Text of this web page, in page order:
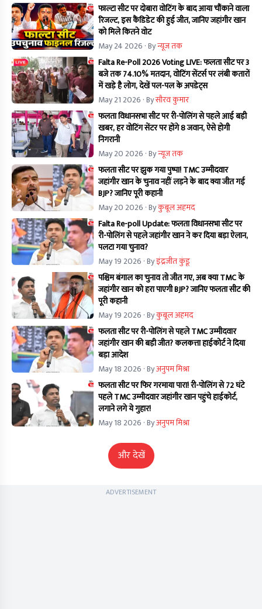
फाल्टा सीट पर दोबारा वोटिंग के बाद आया चौंकाने वाला
रिजल्ट, इस कैंडिडेट की हुई जीत, जानिए जहांगीर खान
को मिले कितने वोट
May 24 2026 · Byन्यूज तक
Falta Re-Poll 2026 Voting LIVE: फलता सीट पर 3
बजे तक 74.10% मतदान, वोटिंग सेंटर्स पर लंबी कतारों
में खड़े है लोग, देखें पल-पल के अपडेट्स
May 21 2026 · Byसौरव कुमार
फलता विधानसभा सीट पर री-पोलिंग से पहले आई बड़ी
खबर, हर वोटिंग सेंटर पर होंगे 8 जवान, ऐसे होगी
निगरानी
May 20 2026 · Byन्यूज तक
फलता सीट पर झुक गया पुष्पा! TMC उम्मीदवार
जहांगीर खान के चुनाव नहीं लड़ने के बाद क्या जीत गई
BJP? जानिए पूरी कहानी
May 20 2026 · Byकुबूल अहमद
Falta Re-poll Update: फलता विधानसभा सीट पर
री-पोलिंग से पहले जहांगीर खान ने कर दिया बड़ा ऐलान,
पलटा गया चुनाव?
May 19 2026 · Byइंद्रजीत कुंडू
पश्चिम बंगाल का चुनाव तो जीत गए, अब क्या TMC के
जहांगीर खान को हरा पाएगी BJP? जानिए फलता सीट की
पूरी कहानी
May 19 2026 · Byकुबूल अहमद
फलता सीट पर री-पोलिंग से पहले TMC उम्मीदवार
जहांगीर खान की बड़ी जीत? कलकत्ता हाईकोर्ट ने दिया
बड़ा आदेश
May 18 2026 · Byअनुपम मिश्रा
फलता सीट पर फिर गरमाया पारा! री-पोलिंग से 72 घंटे
पहले TMC उम्मीदवार जहांगीर खान पहुंचे हाईकोर्ट,
लगाने लगे ये गुहार!
May 18 2026 · Byअनुपम मिश्रा
और देखें
ADVERTISEMENT